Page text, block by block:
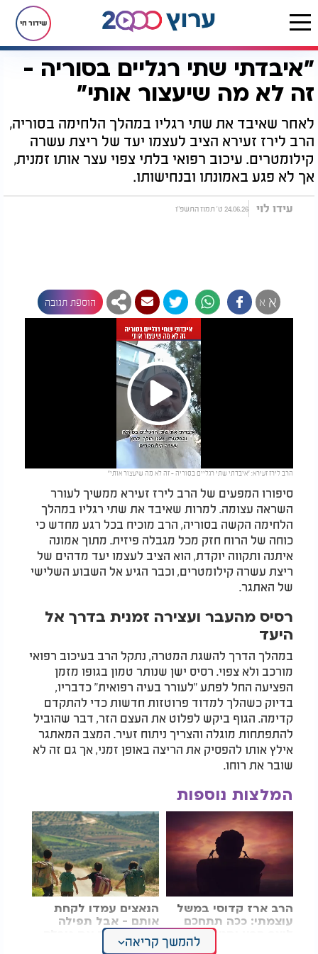
שידור חי
דף הבית יהדות
"איבדתי שתי רגליים בסוריה -
זה לא מה שיעצור אותי"
לאחר שאיבד את שתי רגליו במהלך הלחימה בסוריה,
הרב לירז זעירא הציב לעצמו יעד של ריצת עשרה
קילומטרים. עיכוב רפואי בלתי צפוי עצר אותו זמנית,
אך לא פגע באמונתו ובנחישותו.
עידו לוי 24.06.26 ט' תמוז התשפ"ו
א א הוספת תגובה
Play
Video
הרב לירז זעירא: "איבדתי שתי רגליים בסוריה - זה לא מה שיעצור אותי"
סיפורו המפעים של הרב לירז זעירא ממשיך לעורר
השראה עצומה. למרות שאיבד את שתי רגליו במהלך
הלחימה הקשה בסוריה, הרב מוכיח בכל רגע מחדש כי
כוחה של הרוח חזק מכל מגבלה פיזית. מתוך אמונה
איתנה ותקווה יוקדת, הוא הציב לעצמו יעד מדהים של
ריצת עשרה קילומטרים, וכבר הגיע אל השבוע השלישי
של האתגר.
רסיס מהעבר ועצירה זמנית בדרך אל
היעד
במהלך הדרך להשגת המטרה, נתקל הרב בעיכוב רפואי
מורכב ולא צפוי. רסיס ישן שנותר טמון בגופו מזמן
הפציעה החל לפתע "לעורר בעיה רפואית" כדבריו,
בדיוק כשהלך למדוד פרוטזות חדשות כדי להתקדם
קדימה. הגוף ביקש לפלוט את העצם הזר, דבר שהוביל
להתפתחות מוגלה והצריך ניתוח זעיר. המצב המאתגר
אילץ אותו להפסיק את הריצה באופן זמני, אך גם זה לא
שובר את רוחו.
המלצות נוספות
הרב ארז קדוסי במשל
עוצמתי: ככה תתחכם
ליצר הרע ותנצח
הנאצים עמדו לקחת
אותם - אבל תפילה
אחת שינתה את גורלםלהמשך קריאה